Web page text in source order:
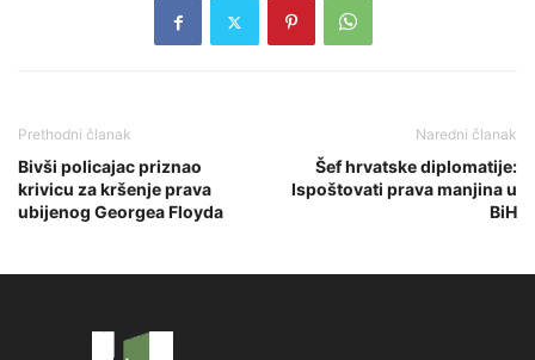
Prethodni članak
Bivši policajac priznao
krivicu za kršenje prava
ubijenog Georgea Floyda
Naredni članak
Šef hrvatske diplomatije:
Ispoštovati prava manjina u
BiH